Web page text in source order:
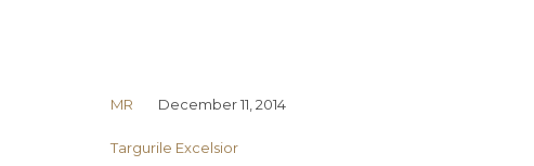
MR December 11, 2014
Targurile Excelsior